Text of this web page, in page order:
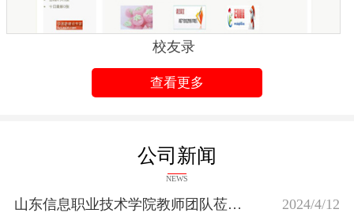
校友录
查看更多
公司新闻
NEWS
山东信息职业技术学院教师团队莅临我司开展调研活动 2024/4/12